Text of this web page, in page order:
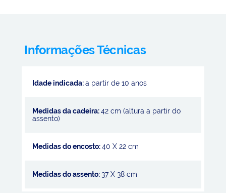
Informações Técnicas
Idade indicada:a partir de 10 anos
Medidas da cadeira:42 cm (altura a partir do
assento)
Medidas do encosto:40 X 22 cm
Medidas do assento:37 X 38 cm